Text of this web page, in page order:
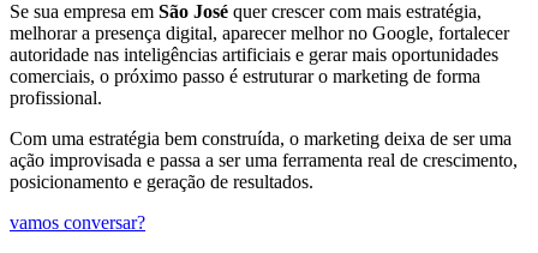
Se sua empresa em São José quer crescer com mais estratégia,
melhorar a presença digital, aparecer melhor no Google, fortalecer
autoridade nas inteligências artificiais e gerar mais oportunidades
comerciais, o próximo passo é estruturar o marketing de forma
profissional.
Com uma estratégia bem construída, o marketing deixa de ser uma
ação improvisada e passa a ser uma ferramenta real de crescimento,
posicionamento e geração de resultados.
vamos conversar?